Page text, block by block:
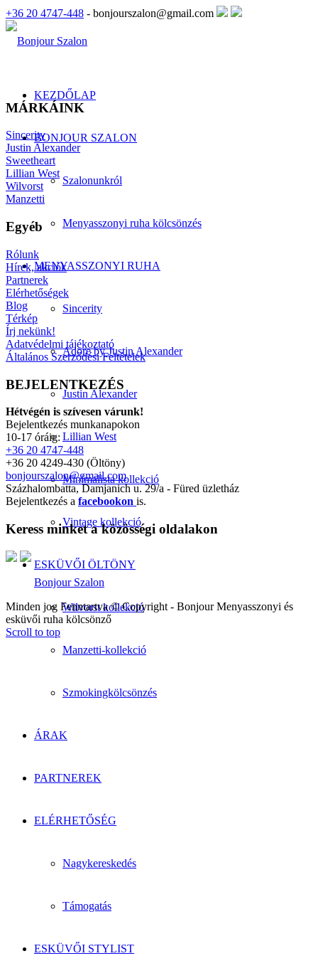
+36 20 4747-448 - bonjourszalon@gmail.com
KEZDŐLAP
BONJOUR SZALON
Szalonunkról
Menyasszonyi ruha kölcsönzés
MENYASSZONYI RUHA
Sincerity
Adore by Justin Alexander
Justin Alexander
Lillian West
Minimalista kollekció
Vintage kollekció
ESKÜVŐI ÖLTÖNY
Wilvorst kollekció
Manzetti-kollekció
Szmokingkölcsönzés
ÁRAK
PARTNEREK
ELÉRHETŐSÉG
Nagykereskedés
Támogatás
ESKÜVŐI STYLIST
MÁRKÁINK
Sincerity
Justin Alexander
Sweetheart
Lillian West
Wilvorst
Manzetti
Egyéb
Rólunk
Hírek, akciók
Partnerek
Elérhetőségek
Blog
Térkép
Írj nekünk!
Adatvédelmi tájékoztató
Általános Szerződési Feltételek
BEJELENTKEZÉS
Hétvégén is szívesen várunk!
Bejelentkezés munkanapokon
10-17 óráig:
+36 20 4747-448
+36 20 4249-430 (Öltöny)
bonjourszalon@gmail.com
Százhalombatta, Damjanich u. 29/a - Füred üzletház
Bejelentkezés a facebookon is.
Keress minket a közösségi oldalakon
Bonjour Szalon
Minden jog Fenntartva © Copyright - Bonjour Menyasszonyi és
esküvői ruha kölcsönző
Scroll to top